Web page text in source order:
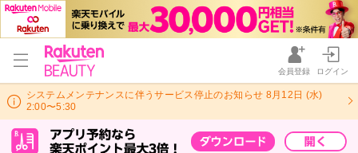
会員登録 ログイン
システムメンテナンスに伴うサービス停止のお知らせ 8月12日 (水)
2:00〜5:30